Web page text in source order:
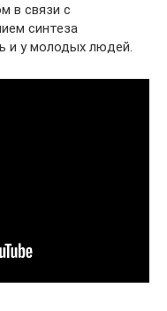
в связи с
синтеза
и у молодых людей.